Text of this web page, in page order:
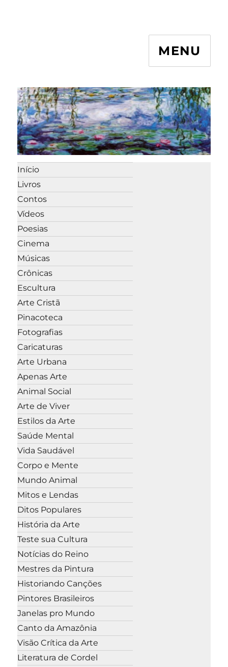
MENU
Início
Livros
Contos
Vídeos
Poesias
Cinema
Músicas
Crônicas
Escultura
Arte Cristã
Pinacoteca
Fotografias
Caricaturas
Arte Urbana
Apenas Arte
Animal Social
Arte de Viver
Estilos da Arte
Saúde Mental
Vida Saudável
Corpo e Mente
Mundo Animal
Mitos e Lendas
Ditos Populares
História da Arte
Teste sua Cultura
Notícias do Reino
Mestres da Pintura
Historiando Canções
Pintores Brasileiros
Janelas pro Mundo
Canto da Amazônia
Visão Crítica da Arte
Literatura de Cordel